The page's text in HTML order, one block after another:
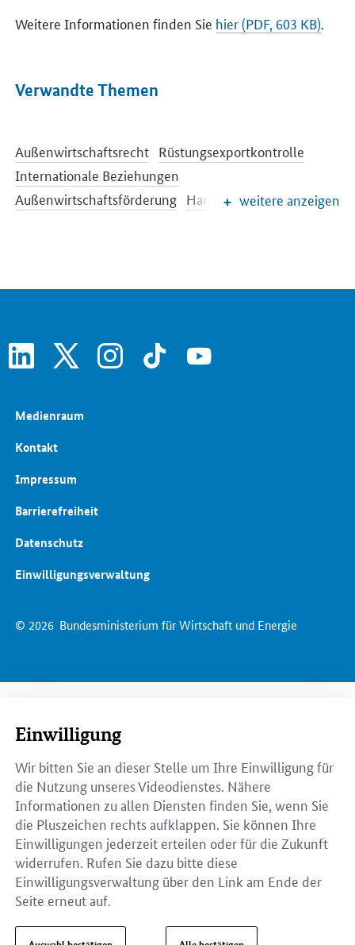
Weitere Informationen finden Sie hier (PDF, 603 KB).
Verwandte Themen
Außenwirtschaftsrecht Rüstungsexportkontrolle
Internationale Beziehungen
Außenwirtschaftsförderung Handelspolitikweitere anzeigen
linkedin instagram tiktok youtube
© 2026 Bundesministerium für Wirtschaft und Energie
Medienraum
Kontakt
Impressum
Barrierefreiheit
Datenschutz
Einwilligungsverwaltung
Einwilligung
Wir bitten Sie an dieser Stelle um Ihre Einwilligung für
die Nutzung unseres Videodienstes. Nähere
Informationen zu allen Diensten finden Sie, wenn Sie
die Pluszeichen rechts aufklappen. Sie können Ihre
Einwilligungen jederzeit erteilen oder für die Zukunft
widerrufen. Rufen Sie dazu bitte diese
Einwilligungsverwaltung über den Link am Ende der
Seite erneut auf.